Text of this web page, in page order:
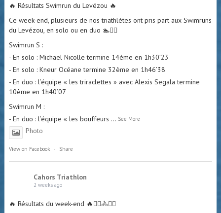
🔥 Résultats Swimrun du Levézou 🔥
Ce week-end, plusieurs de nos triathlètes ont pris part aux Swimruns
du Levézou, en solo ou en duo 🏊🏃‍♂️
Swimrun S :
- En solo : Michael Nicolle termine 14ème en 1h30’23
- En solo : Kneur Océane termine 32ème en 1h46’38
- En duo : l’équipe « les triraclettes » avec Alexis Segala termine
10ème en 1h40’07
Swimrun M :
- En duo : l’équipe « les bouffeurs ... See More
Photo
View on Facebook · Share
Cahors Triathlon
2 weeks ago
🔥 Résultats du week-end 🔥🏊‍♀️🚴🏃‍♂️